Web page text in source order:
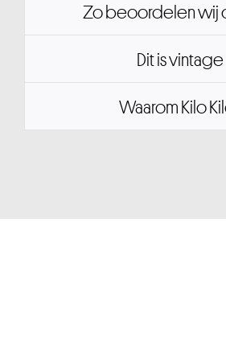
Zo beoordelen wij
Dit is vintage
Waarom Kilo